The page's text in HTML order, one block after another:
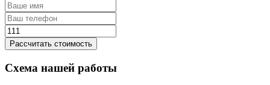
Рассчитать стоимость
Схема нашей работы